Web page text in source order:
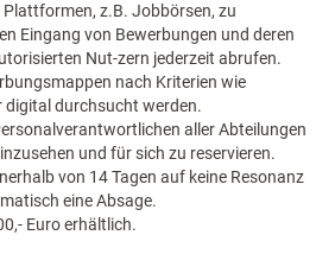
z.B. Jobbörsen, zu
Eingang von Bewerbungen und deren
Nut-zern jederzeit abrufen.
nach Kriterien wie
durchsucht werden.
aller Abteilungen
und für sich zu reservieren.
von 14 Tagen auf keine Resonanz
eine Absage.
Euro erhältlich.